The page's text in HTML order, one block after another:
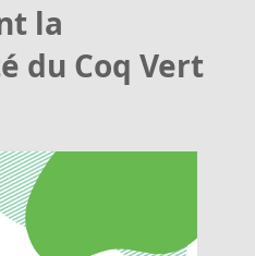
la
du Coq Vert